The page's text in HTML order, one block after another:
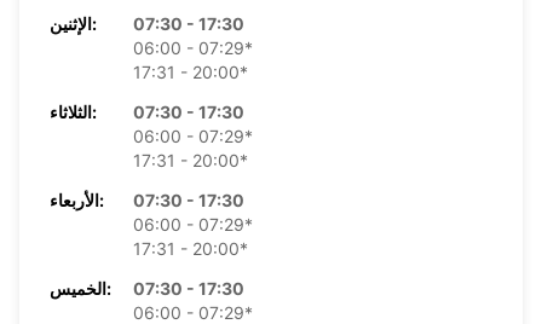
الإثنين:
07:30 - 17:30
06:00 - 07:29*
17:31 - 20:00*
الثلاثاء:
07:30 - 17:30
06:00 - 07:29*
17:31 - 20:00*
الأربعاء:
07:30 - 17:30
06:00 - 07:29*
17:31 - 20:00*
الخميس:
07:30 - 17:30
06:00 - 07:29*